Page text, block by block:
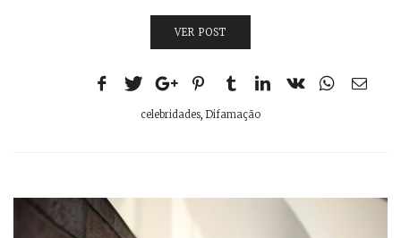
VER POST
celebridades, Difamação